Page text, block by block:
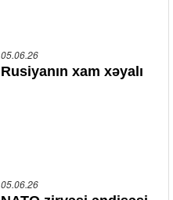
05.06.26
Rusiyanın xam xəyalı
05.06.26